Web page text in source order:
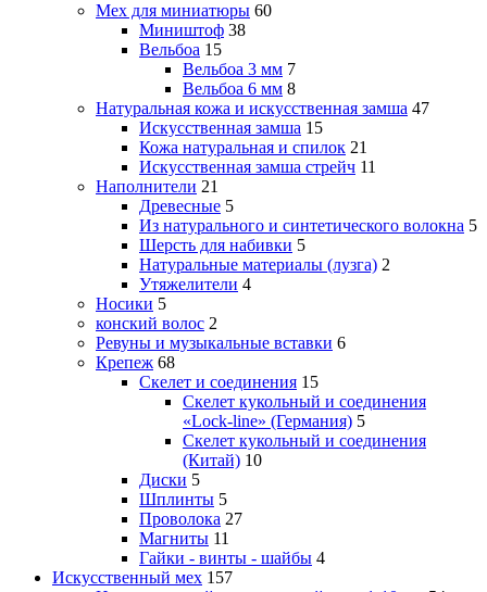
Мех для миниатюры 60
Миништоф 38
Вельбоа 15
Вельбоа 3 мм 7
Вельбоа 6 мм 8
Натуральная кожа и искусственная замша 47
Искусственная замша 15
Кожа натуральная и спилок 21
Искусственная замша стрейч 11
Наполнители 21
Древесные 5
Из натурального и синтетического волокна 5
Шерсть для набивки 5
Натуральные материалы (лузга) 2
Утяжелители 4
Носики 5
конский волос 2
Ревуны и музыкальные вставки 6
Крепеж 68
Скелет и соединения 15
Скелет кукольный и соединения
«Lock-line» (Германия) 5
Скелет кукольный и соединения
(Китай) 10
Диски 5
Шплинты 5
Проволока 27
Магниты 11
Гайки - винты - шайбы 4
Искусственный мех 157